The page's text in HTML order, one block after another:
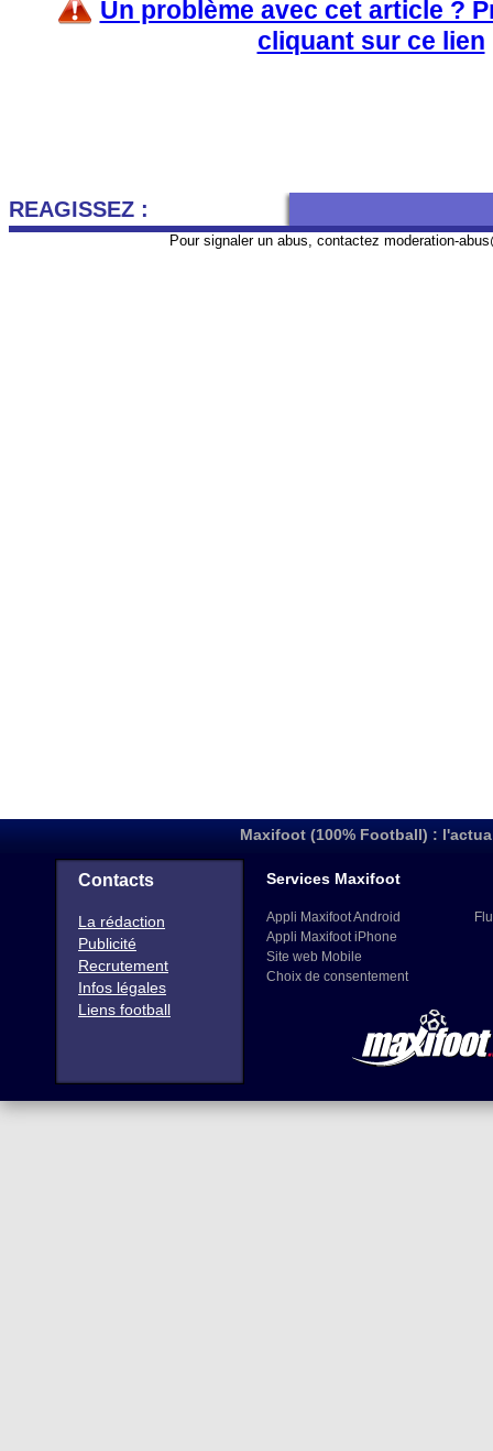
Un problème avec cet article ?
cliquant sur ce lien
REAGISSEZ :
Pour signaler un abus, contactez moderation-
Maxifoot (100% Football) :
Contacts
La rédaction
Publicité
Recrutement
Infos légales
Liens football
Services Maxifoot
Appli Maxifoot Android
Appli Maxifoot iPhone
Site web Mobile
Choix de consentement